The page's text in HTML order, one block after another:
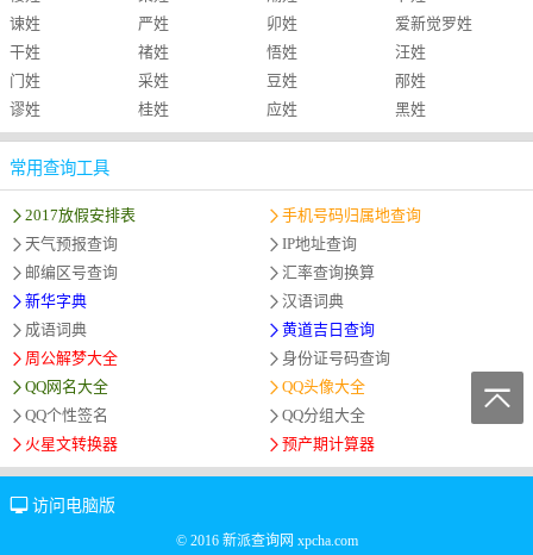
谏姓
严姓 卯姓
爱新觉罗姓
干姓
禇姓 悟姓
汪姓
门姓
采姓 豆姓
邴姓
谬姓
桂姓 应姓 黑姓
常用查询工具
2017放假安排表
手机号码归属地查询
天气预报查询
IP地址查询
邮编区号查询
汇率查询换算
新华字典
汉语词典
成语词典
黄道吉日查询
周公解梦大全
身份证号码查询
QQ网名大全
QQ头像大全
QQ个性签名
QQ分组大全
火星文转换器
预产期计算器
访问电脑版
© 2016 新派查询网 xpcha.com